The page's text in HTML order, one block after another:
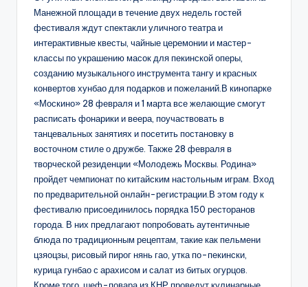
Манежной площади в течение двух недель гостей
фестиваля ждут спектакли уличного театра и
интерактивные квесты, чайные церемонии и мастер-
классы по украшению масок для пекинской оперы,
созданию музыкального инструмента тангу и красных
конвертов хунбао для подарков и пожеланий.В кинопарке
«Москино» 28 февраля и 1 марта все желающие смогут
расписать фонарики и веера, поучаствовать в
танцевальных занятиях и посетить постановку в
восточном стиле о дружбе. Также 28 февраля в
творческой резиденции «Молодежь Москвы. Родина»
пройдет чемпионат по китайским настольным играм. Вход
по предварительной онлайн-регистрации.В этом году к
фестивалю присоединилось порядка 150 ресторанов
города. В них предлагают попробовать аутентичные
блюда по традиционным рецептам, такие как пельмени
цзяоцзы, рисовый пирог нянь гао, утка по-пекински,
курица гунбао с арахисом и салат из битых огурцов.